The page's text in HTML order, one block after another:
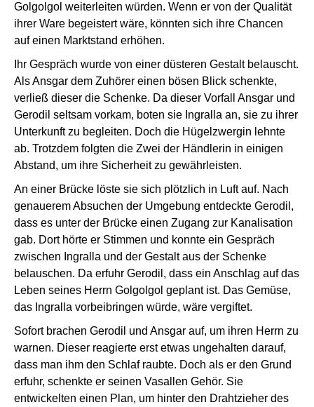
Golgolgol weiterleiten würden. Wenn er von der Qualität
ihrer Ware begeistert wäre, könnten sich ihre Chancen
auf einen Marktstand erhöhen.
Ihr Gespräch wurde von einer düsteren Gestalt belauscht.
Als Ansgar dem Zuhörer einen bösen Blick schenkte,
verließ dieser die Schenke. Da dieser Vorfall Ansgar und
Gerodil seltsam vorkam, boten sie Ingralla an, sie zu ihrer
Unterkunft zu begleiten. Doch die Hügelzwergin lehnte
ab. Trotzdem folgten die Zwei der Händlerin in einigen
Abstand, um ihre Sicherheit zu gewährleisten.
An einer Brücke löste sie sich plötzlich in Luft auf. Nach
genauerem Absuchen der Umgebung entdeckte Gerodil,
dass es unter der Brücke einen Zugang zur Kanalisation
gab. Dort hörte er Stimmen und konnte ein Gespräch
zwischen Ingralla und der Gestalt aus der Schenke
belauschen. Da erfuhr Gerodil, dass ein Anschlag auf das
Leben seines Herrn Golgolgol geplant ist. Das Gemüse,
das Ingralla vorbeibringen würde, wäre vergiftet.
Sofort brachen Gerodil und Ansgar auf, um ihren Herrn zu
warnen. Dieser reagierte erst etwas ungehalten darauf,
dass man ihm den Schlaf raubte. Doch als er den Grund
erfuhr, schenkte er seinen Vasallen Gehör. Sie
entwickelten einen Plan, um hinter den Drahtzieher des